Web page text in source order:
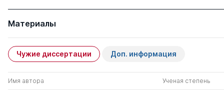
Материалы
Чужие диссертации Доп. информация
Имя автора Ученая степень